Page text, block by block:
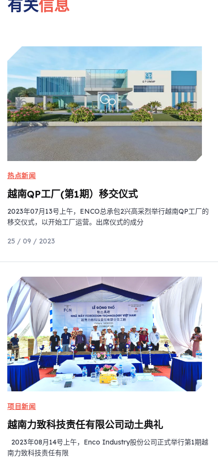
有关信息
热点新闻
越南QP工厂(第1期）移交仪式
2023年07月13号上午，ENCO总承包2兴高采烈举行越南QP工厂的
移交仪式，以开始工厂运营。出席仪式的成分
25 / 09 / 2023
项目新闻
越南力致科技责任有限公司动土典礼
2023年08月14号上午，Enco Industry股份公司正式举行第1期越
南力致科技责任有限